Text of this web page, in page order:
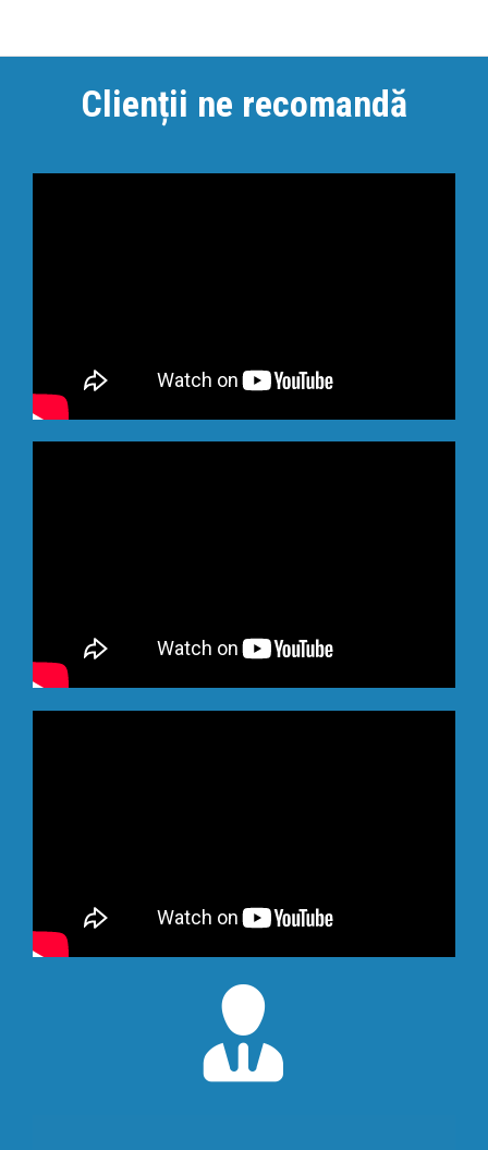
Clienții ne recomandă